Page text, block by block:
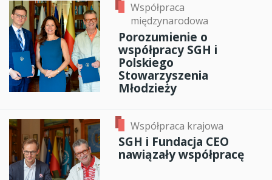
Współpraca
międzynarodowa
Porozumienie o
współpracy SGH i
Polskiego
Stowarzyszenia
Młodzieży
Współpraca krajowa
SGH i Fundacja CEO
nawiązały współpracę